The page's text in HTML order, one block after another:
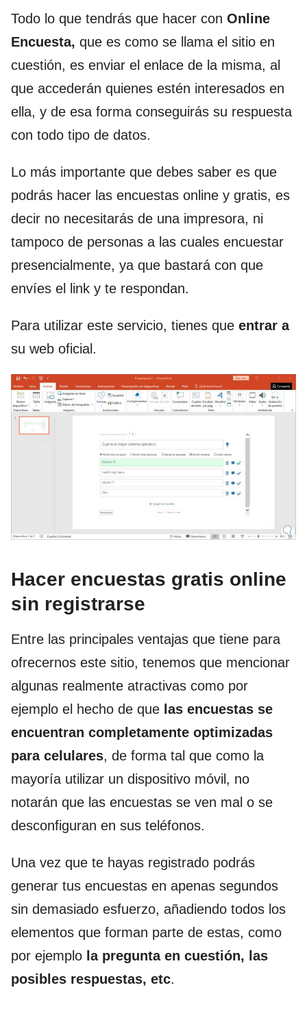
Todo lo que tendrás que hacer con Online
Encuesta, que es como se llama el sitio en
cuestión, es enviar el enlace de la misma, al
que accederán quienes estén interesados en
ella, y de esa forma conseguirás su respuesta
con todo tipo de datos.
Lo más importante que debes saber es que
podrás hacer las encuestas online y gratis, es
decir no necesitarás de una impresora, ni
tampoco de personas a las cuales encuestar
presencialmente, ya que bastará con que
envíes el link y te respondan.
Para utilizar este servicio, tienes que entrar a
su web oficial.
Hacer encuestas gratis online
sin registrarse
Entre las principales ventajas que tiene para
ofrecernos este sitio, tenemos que mencionar
algunas realmente atractivas como por
ejemplo el hecho de que las encuestas se
encuentran completamente optimizadas
para celulares, de forma tal que como la
mayoría utilizar un dispositivo móvil, no
notarán que las encuestas se ven mal o se
desconfiguran en sus teléfonos.
Una vez que te hayas registrado podrás
generar tus encuestas en apenas segundos
sin demasiado esfuerzo, añadiendo todos los
elementos que forman parte de estas, como
por ejemplo la pregunta en cuestión, las
posibles respuestas, etc.